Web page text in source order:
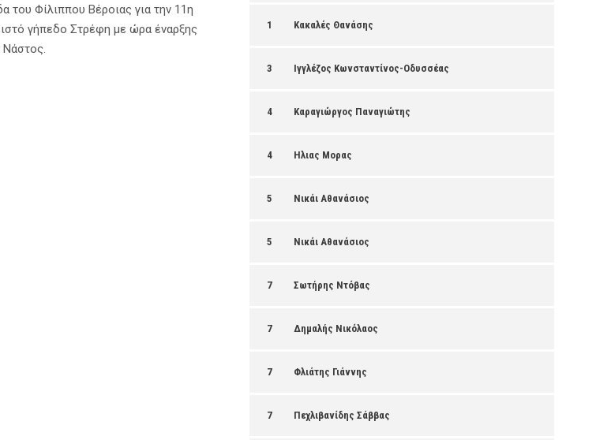
του Φίλιππου Βέροιας για την 11η
γήπεδο Στρέφη με ώρα έναρξης
Νάστος.
1 Κακαλές Θανάσης
3 Ιγγλέζος Κωνσταντίνος-Οδυσσέας
4 Καραγιώργος Παναγιώτης
4 Ηλιας Μορας
5 Νικάι Αθανάσιος
5 Νικάι Αθανάσιος
7 Σωτήρης Ντόβας
7 Δημαλής Νικόλαος
7 Φλιάτης Γιάννης
7 Πεχλιβανίδης Σάββας